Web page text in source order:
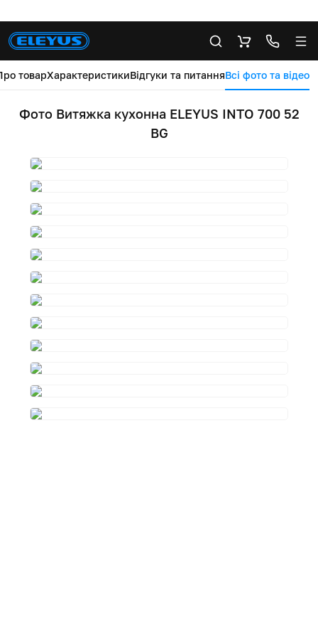
товарХарактеристикиВідгуки та питанняВсі фото та відео
Фото Витяжка кухонна ELEYUS INTO 700 52
BG